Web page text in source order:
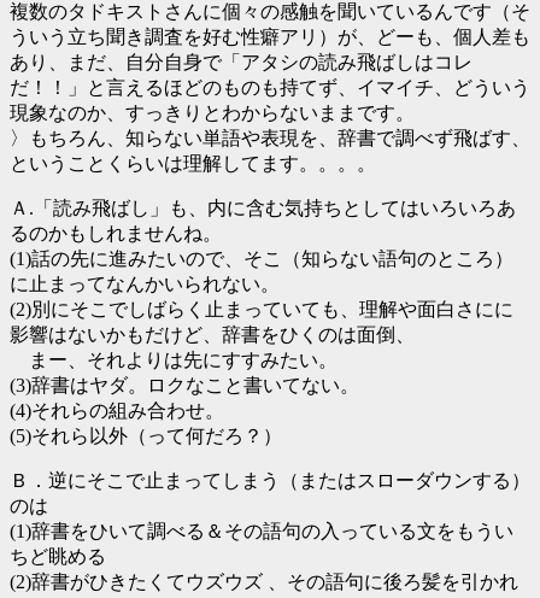
複数のタドキストさんに個々の感触を聞いているんです（そ
ういう立ち聞き調査を好む性癖アリ）が、どーも、個人差も
あり、まだ、自分自身で「アタシの読み飛ばしはコレ
だ！！」と言えるほどのものも持てず、イマイチ、どういう
現象なのか、すっきりとわからないままです。
〉もちろん、知らない単語や表現を、辞書で調べず飛ばす、
ということくらいは理解してます。。。。
Ａ.「読み飛ばし」も、内に含む気持ちとしてはいろいろあ
るのかもしれませんね。
(1)話の先に進みたいので、そこ（知らない語句のところ）
に止まってなんかいられない。
(2)別にそこでしばらく止まっていても、理解や面白さにに
影響はないかもだけど、辞書をひくのは面倒、
まー、それよりは先にすすみたい。
(3)辞書はヤダ。ロクなこと書いてない。
(4)それらの組み合わせ。
(5)それら以外（って何だろ？）
Ｂ．逆にそこで止まってしまう（またはスローダウンする）
のは
(1)辞書をひいて調べる＆その語句の入っている文をもうい
ちど眺める
(2)辞書がひきたくてウズウズ 、その語句に後ろ髪を引かれ